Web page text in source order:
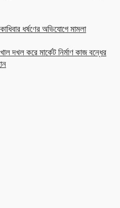
ধর্ষণের অভিযোগে মামলা
দখল করে মার্কেট নির্মাণ কাজ বন্ধের